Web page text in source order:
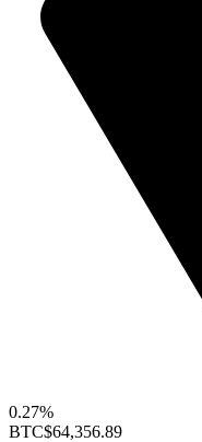
0.27%
BTC$64,356.89